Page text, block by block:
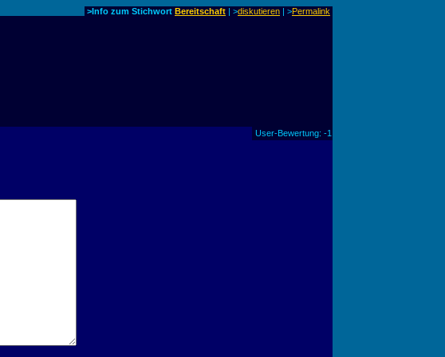
>Info zum Stichwort Bereitschaft | >diskutieren | >Permalink
User-Bewertung: -1